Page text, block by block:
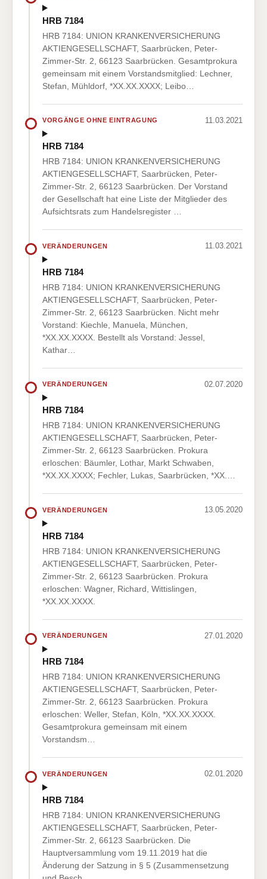
HRB 7184
HRB 7184: UNION KRANKENVERSICHERUNG
AKTIENGESELLSCHAFT, Saarbrücken, Peter-
Zimmer-Str. 2, 66123 Saarbrücken. Gesamtprokura
gemeinsam mit einem Vorstandsmitglied: Lechner,
Stefan, Mühldorf, *XX.XX.XXXX; Leibo…
VORGÄNGE OHNE EINTRAGUNG 11.03.2021
HRB 7184
HRB 7184: UNION KRANKENVERSICHERUNG
AKTIENGESELLSCHAFT, Saarbrücken, Peter-
Zimmer-Str. 2, 66123 Saarbrücken. Der Vorstand
der Gesellschaft hat eine Liste der Mitglieder des
Aufsichtsrats zum Handelsregister …
VERÄNDERUNGEN 11.03.2021
HRB 7184
HRB 7184: UNION KRANKENVERSICHERUNG
AKTIENGESELLSCHAFT, Saarbrücken, Peter-
Zimmer-Str. 2, 66123 Saarbrücken. Nicht mehr
Vorstand: Kiechle, Manuela, München,
*XX.XX.XXXX. Bestellt als Vorstand: Jessel,
Kathar…
VERÄNDERUNGEN 02.07.2020
HRB 7184
HRB 7184: UNION KRANKENVERSICHERUNG
AKTIENGESELLSCHAFT, Saarbrücken, Peter-
Zimmer-Str. 2, 66123 Saarbrücken. Prokura
erloschen: Bäumler, Lothar, Markt Schwaben,
*XX.XX.XXXX; Fechler, Lukas, Saarbrücken, *XX.…
VERÄNDERUNGEN 13.05.2020
HRB 7184
HRB 7184: UNION KRANKENVERSICHERUNG
AKTIENGESELLSCHAFT, Saarbrücken, Peter-
Zimmer-Str. 2, 66123 Saarbrücken. Prokura
erloschen: Wagner, Richard, Wittislingen,
*XX.XX.XXXX.
VERÄNDERUNGEN 27.01.2020
HRB 7184
HRB 7184: UNION KRANKENVERSICHERUNG
AKTIENGESELLSCHAFT, Saarbrücken, Peter-
Zimmer-Str. 2, 66123 Saarbrücken. Prokura
erloschen: Weller, Stefan, Köln, *XX.XX.XXXX.
Gesamtprokura gemeinsam mit einem
Vorstandsm…
VERÄNDERUNGEN 02.01.2020
HRB 7184
HRB 7184: UNION KRANKENVERSICHERUNG
AKTIENGESELLSCHAFT, Saarbrücken, Peter-
Zimmer-Str. 2, 66123 Saarbrücken. Die
Hauptversammlung vom 19.11.2019 hat die
Änderung der Satzung in § 5 (Zusammensetzung